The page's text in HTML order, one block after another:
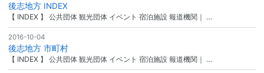
後志地方 INDEX
【 INDEX 】 公共団体 観光団体 イベント 宿泊施設 報道機関｜ …
2016-10-04
後志地方 市町村
【 INDEX 】 公共団体 観光団体 イベント 宿泊施設 報道機関｜ …